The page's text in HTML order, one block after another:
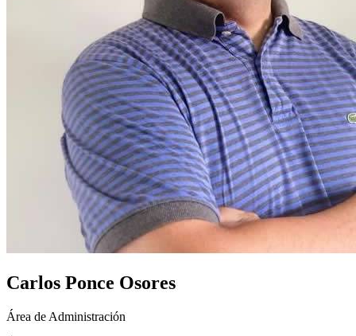
Carlos Ponce Osores
Área de Administración